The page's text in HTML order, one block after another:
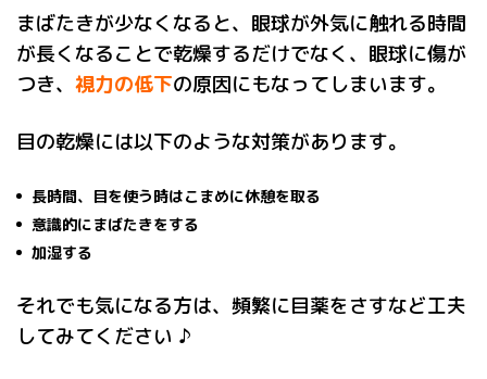
まばたきが少なくなると、眼球が外気に触れる時間
が長くなることで乾燥するだけでなく、眼球に傷が
つき、 視力の低下の原因にもなってしまいます。
目の乾燥には以下のような対策があります。
長時間、目を使う時はこまめに休憩を取る
意識的にまばたきをする
加湿する
それでも気になる方は、頻繁に目薬をさすなど工夫
してみてください ♪